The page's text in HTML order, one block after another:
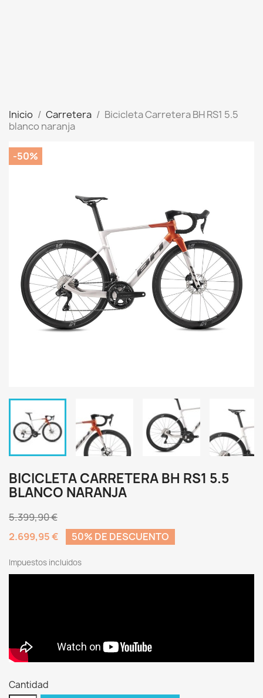
Inicio Carretera
Bicicleta Carretera BH RS1 5.5
blanco naranja
-50%
BICICLETA CARRETERA BH RS1 5.5
BLANCO NARANJA
5.399,90 €
2.699,95 €
50% DE DESCUENTO
Impuestos incluidos
Cantidad